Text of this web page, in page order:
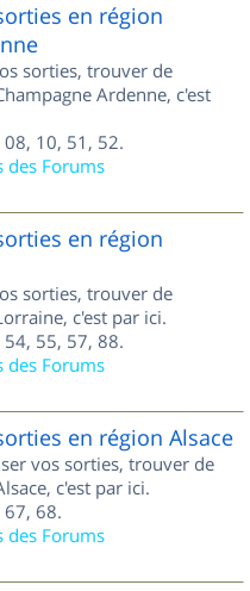
en région
sorties, trouver de
Ardenne, c'est
10, 51, 52.
des Forums
en région
sorties, trouver de
c'est par ici.
55, 57, 88.
des Forums
en région Alsace
vos sorties, trouver de
c'est par ici.
67, 68.
des Forums